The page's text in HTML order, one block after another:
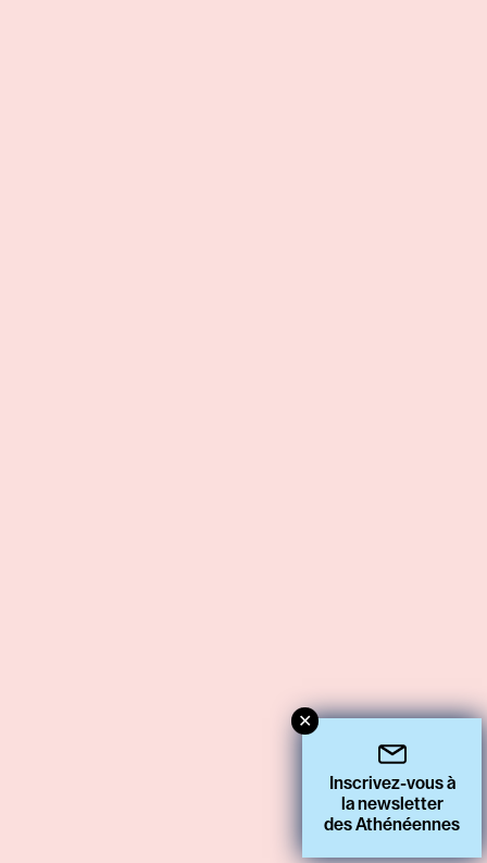
✕
Inscrivez-vous à
la newsletter
des Athénéennes